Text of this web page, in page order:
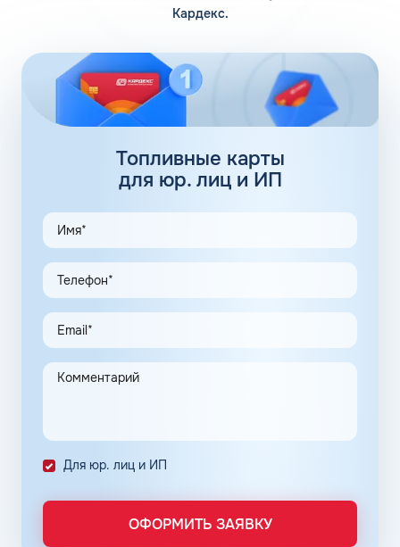
горючее через магистрали и обеспечивает стабильный
впрыск. Единственное, во время холодов моторов
прогрев машины. Косвенное влияние на скорость
прогрева также оказывает фракционный состав
жидкости.
92 бензин: присадки
Базовые присадки для бензина, добавляющиеся в
жидкость еще на этапе производства, бывают двух
типов:
повышающие октановое число;
адсорбирующие.
Полная информация о добавках, содержащихся в марке
Нефтяные корпорации находятся в постоянном поиске
энергоэффективность мотора, снижающих общий
премиальных продуктов на основе неэтилированного
Осетии - Алании. Популярные фирменные линейки
ОПТИ – в сети АЗС Газпромнефть;
Пульсар – в сети АЗС Роснефть;
Кардекс.
Топливные карты
для юр. лиц и ИП
Для юр. лиц и ИП
ОФОРМИТЬ ЗАЯВКУ